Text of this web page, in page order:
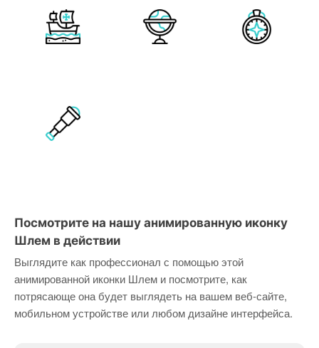
Посмотрите на нашу анимированную иконку
Шлем в действии
Выглядите как профессионал с помощью этой
анимированной иконки Шлем и посмотрите, как
потрясающе она будет выглядеть на вашем веб-сайте,
мобильном устройстве или любом дизайне интерфейса.